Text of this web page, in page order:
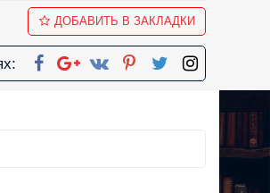
ДОБАВИТЬ В ЗАКЛАДКИ